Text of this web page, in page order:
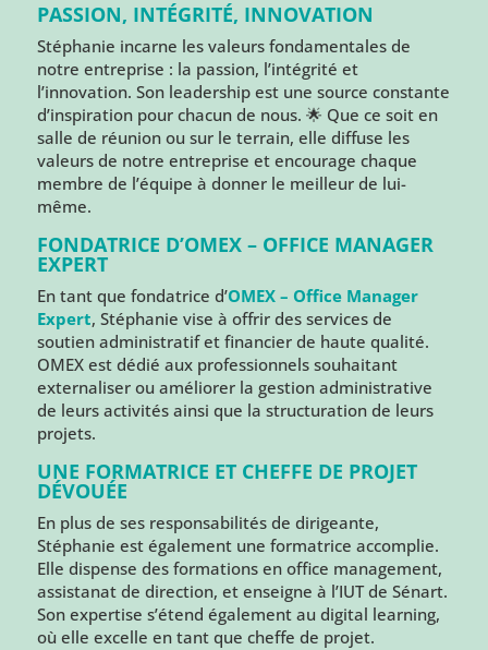
PASSION, INTÉGRITÉ, INNOVATION
Stéphanie incarne les valeurs fondamentales de
notre entreprise : la passion, l’intégrité et
l’innovation. Son leadership est une source constante
d’inspiration pour chacun de nous. 🌟 Que ce soit en
salle de réunion ou sur le terrain, elle diffuse les
valeurs de notre entreprise et encourage chaque
membre de l’équipe à donner le meilleur de lui-
même.
FONDATRICE D’OMEX – OFFICE MANAGER
EXPERT
En tant que fondatrice d’OMEX – Office Manager
Expert, Stéphanie vise à offrir des services de
soutien administratif et financier de haute qualité.
OMEX est dédié aux professionnels souhaitant
externaliser ou améliorer la gestion administrative
de leurs activités ainsi que la structuration de leurs
projets.
UNE FORMATRICE ET CHEFFE DE PROJET
DÉVOUÉE
En plus de ses responsabilités de dirigeante,
Stéphanie est également une formatrice accomplie.
Elle dispense des formations en office management,
assistanat de direction, et enseigne à l’IUT de Sénart.
Son expertise s’étend également au digital learning,
où elle excelle en tant que cheffe de projet.